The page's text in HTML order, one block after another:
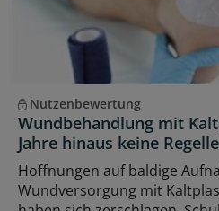
Nutzenbewertung
Wundbehandlung mit
Jahre hinaus keine
Hoffnungen auf baldige
Wundversorgung mit